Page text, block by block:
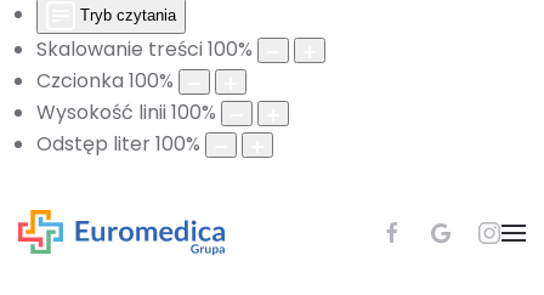
Tryb czytania
Skalowanie treści 100%
Czcionka 100%
Wysokość linii 100%
Odstęp liter100%